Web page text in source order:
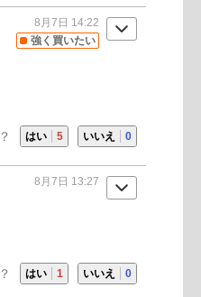
強く買いたい
8月7日 14:22
はい 5 いいえ 0
8月7日 13:27
はい 1 いいえ 0